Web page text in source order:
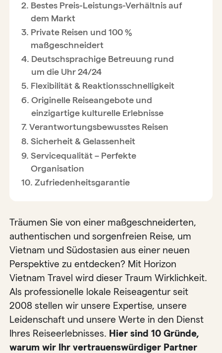
Bestes Preis-Leistungs-Verhältnis auf
dem Markt
Private Reisen und 100 %
maßgeschneidert
Deutschsprachige Betreuung rund
um die Uhr 24/24
Flexibilität & Reaktionsschnelligkeit
Originelle Reiseangebote und
einzigartige kulturelle Erlebnisse
Verantwortungsbewusstes Reisen
Sicherheit & Gelassenheit
Servicequalität – Perfekte
Organisation
Zufriedenheitsgarantie
Träumen Sie von einer maßgeschneiderten,
authentischen und sorgenfreien Reise, um
Vietnam und Südostasien aus einer neuen
Perspektive zu entdecken? Mit Horizon
Vietnam Travel wird dieser Traum Wirklichkeit.
Als professionelle lokale Reiseagentur seit
2008 stellen wir unsere Expertise, unsere
Leidenschaft und unsere Werte in den Dienst
Ihres Reiseerlebnisses. Hier sind 10 Gründe,
warum wir Ihr vertrauenswürdiger Partner